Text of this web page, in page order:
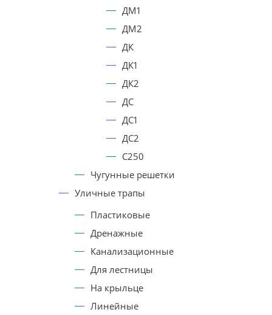
ДМ1
ДМ2
ДК
ДК1
ДК2
ДС
ДС1
ДС2
С250
Чугунные решетки
Уличные трапы
Пластиковые
Дренажные
Канализационные
Для лестницы
На крыльце
Линейные